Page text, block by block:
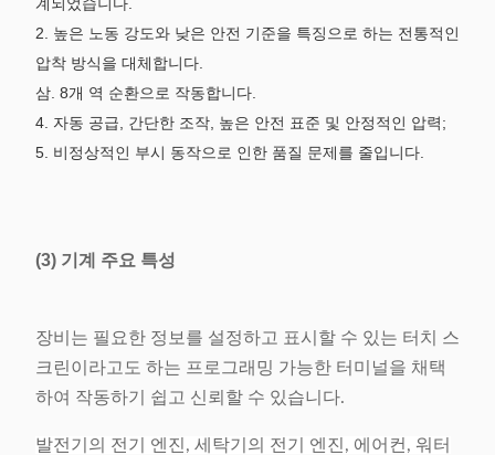
치수
2. 높은 노동 강도와 낮은 안전 기준을 특징으로 하는 전통적인
압착 방식을 대체합니다.
삼. 8개 역 순환으로 작동합니다.
4. 자동 공급, 간단한 조작, 높은 안전 표준 및 안정적인 압력;
5. 비정상적인 부시 동작으로 인한 품질 문제를 줄입니다.
(3) 기계 주요 특성
장비는 필요한 정보를 설정하고 표시할 수 있는 터치 스
크린이라고도 하는 프로그래밍 가능한 터미널을 채택
하여 작동하기 쉽고 신뢰할 수 있습니다.
발전기의 전기 엔진, 세탁기의 전기 엔진, 에어컨, 워터